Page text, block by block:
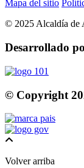
Mapa del sitio
© 2025 Alcaldía de
Desarrollado
© Copyright
Volver arriba